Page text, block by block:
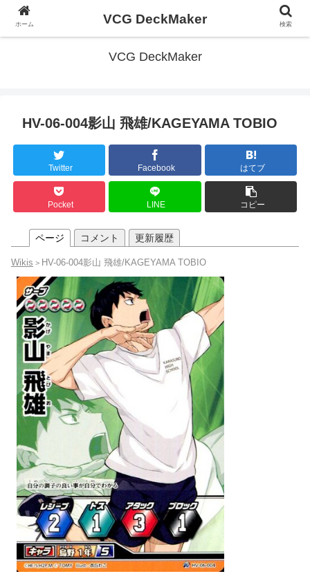
VCG DeckMaker
HV-06-004影山 飛雄/KAGEYAMA TOBIO
Twitter Facebook はてブ
Pocket LINE コピー
ページ コメント 更新履歴
Wikis > HV-06-004影山 飛雄/KAGEYAMA TOBIO
ホーム VCG DeckMaker 検索